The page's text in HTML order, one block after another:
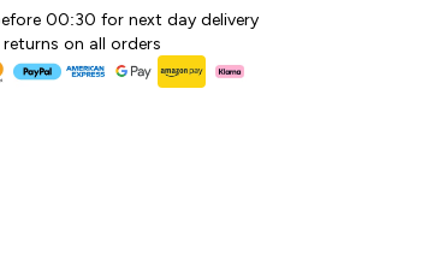
00:30 for next day delivery
on all orders